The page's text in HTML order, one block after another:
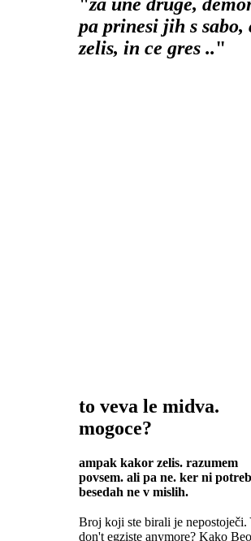
pa prinesi jih s sabo,
zelis, in ce gres .."
to veva le midva.
mogoce?
ampak kakor zelis. razumem
povsem. ali pa ne. ker ni
besedah ne v mislih.
Broj koji ste birali je nepostoječi.
don't egziste anymore? Kako